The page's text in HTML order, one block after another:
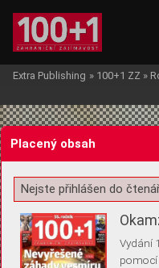
Žádost o souhlas s
Extra Publishing » 100+1 ZZ »
Placený obsah
Nejste přihlášen do
Vydání
pomocí